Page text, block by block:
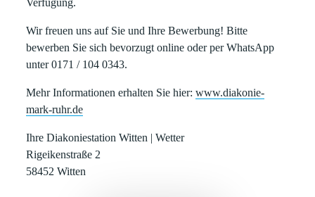
Verfügung.
Wir freuen uns auf Sie und Ihre Bewerbung! Bitte
bewerben Sie sich bevorzugt online oder per WhatsApp
unter 0171 / 104 0343.
Mehr Informationen erhalten Sie hier:www.diakonie-
mark-ruhr.de
Ihre Diakoniestation Witten | Wetter
Rigeikenstraße 2
58452 Witten